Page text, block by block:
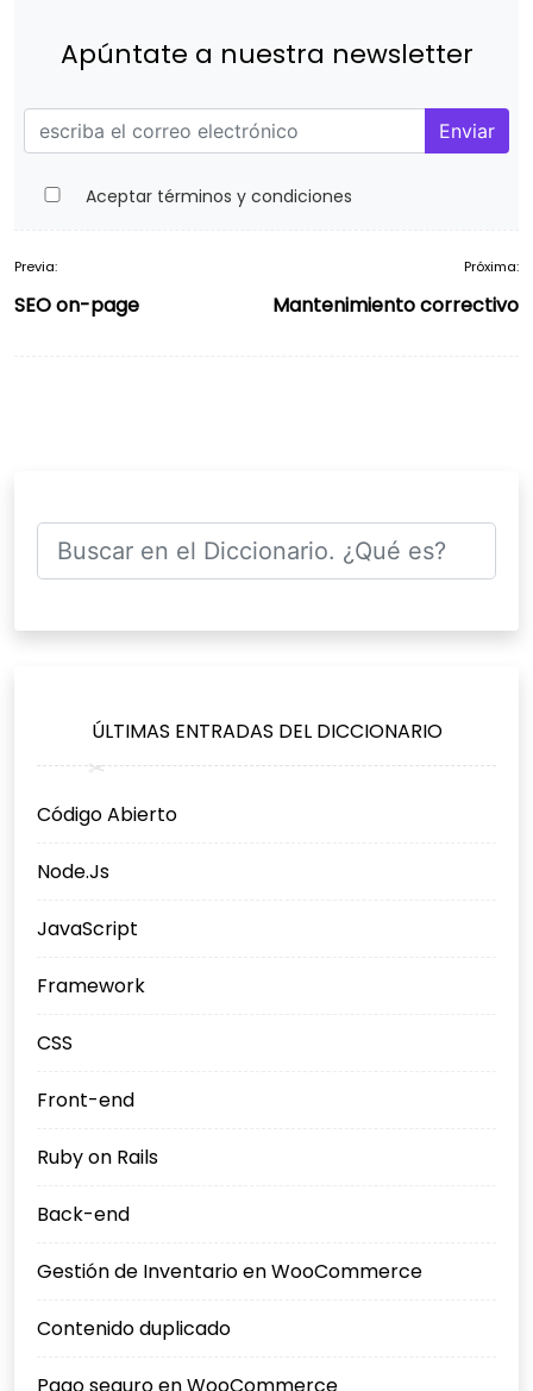
Apúntate a nuestra newsletter
Enviar
Aceptar términos y condiciones
Navegación
Previa:
SEO on-page
Próxima:
Mantenimiento correctivo
ÚLTIMAS ENTRADAS DEL DICCIONARIO
Código Abierto
Node.Js
JavaScript
Framework
CSS
Front-end
Ruby on Rails
Back-end
Gestión de Inventario en WooCommerce
Contenido duplicado
Pago seguro en WooCommerce